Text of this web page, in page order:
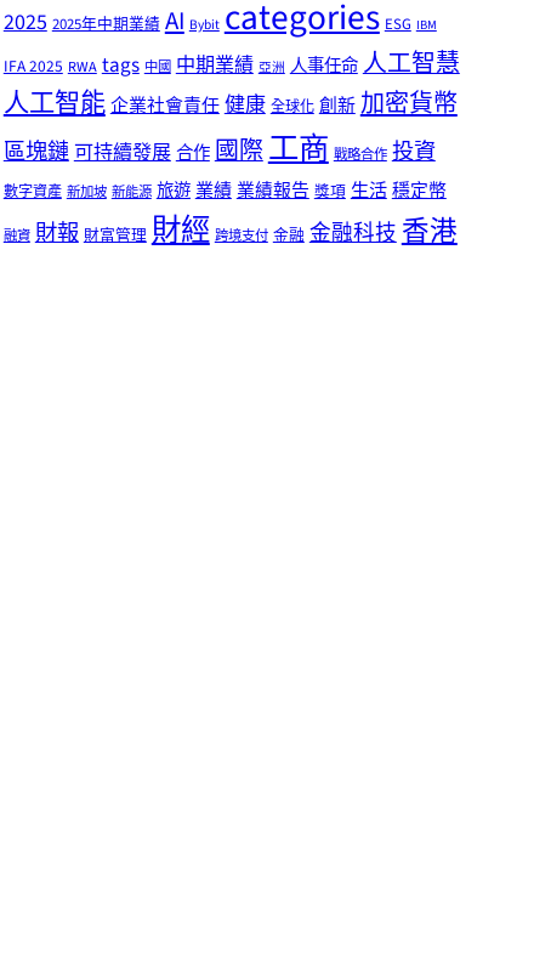
2025 2025年中期業績 AI Bybit categories ESG IBM
IFA 2025 RWA tags 中國 中期業績 亞洲 人事任命人工智慧
人工智能企業社會責任健康 全球化 創新 加密貨幣
區塊鏈可持續發展合作國際工商 戰略合作 投資
數字資產 新加坡 新能源 旅遊業績業績報告 獎項 生活穩定幣
融資 財報 財富管理 財經 跨境支付 金融 金融科技香港